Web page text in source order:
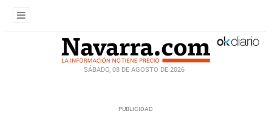
SÁBADO, 08 DE AGOSTO DE 2026